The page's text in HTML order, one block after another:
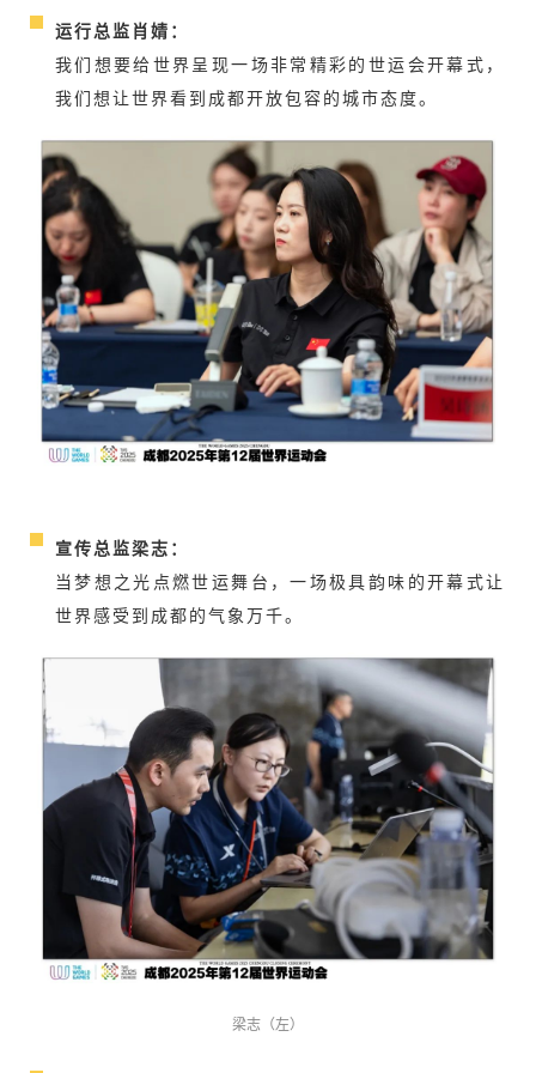
运行总监肖婧：
我们想要给世界呈现一场非常精彩的世运会开幕式，
我们想让世界看到成都开放包容的城市态度。
宣传总监梁志：
当梦想之光点燃世运舞台，一场极具韵味的开幕式让
世界感受到成都的气象万千。
梁志（左）